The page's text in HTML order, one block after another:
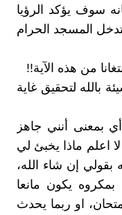
سوف يؤكد الرؤيا
المسجد الحرام
من هذه الآية!!
بالله لتحقيق غاية
بمعنى أنني جاهز
اعلم ماذا يخبئ لي
إن شاء الله،
يكون مانعا
او ربما يحدث